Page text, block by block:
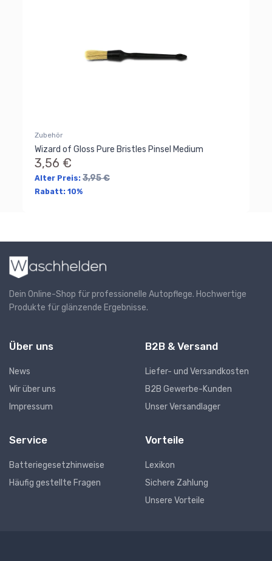
Zubehör
Wizard of Gloss Pure Bristles Pinsel Medium
3,56 €
Alter Preis: 3,95 €
Rabatt: 10%
Dein Online-Shop für professionelle Autopflege. Hochwertige
Produkte für glänzende Ergebnisse.
Über uns
News
Wir über uns
Impressum
B2B & Versand
Liefer- und Versandkosten
B2B Gewerbe-Kunden
Unser Versandlager
Service
Batteriegesetzhinweise
Häufig gestellte Fragen
Vorteile
Lexikon
Sichere Zahlung
Unsere Vorteile